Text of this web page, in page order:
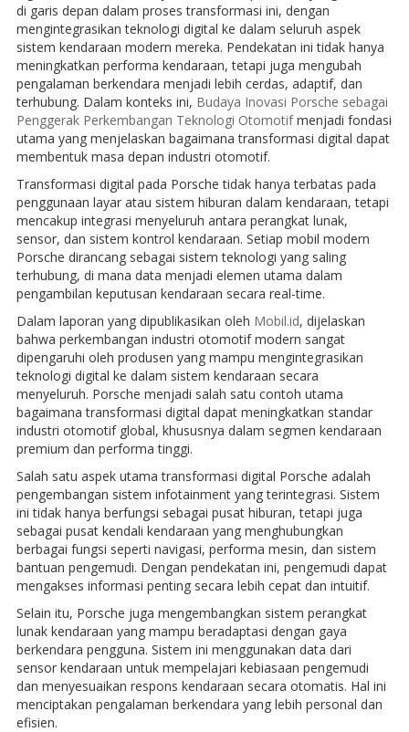
di garis depan dalam proses transformasi ini, dengan
mengintegrasikan teknologi digital ke dalam seluruh aspek
sistem kendaraan modern mereka. Pendekatan ini tidak hanya
meningkatkan performa kendaraan, tetapi juga mengubah
pengalaman berkendara menjadi lebih cerdas, adaptif, dan
terhubung. Dalam konteks ini, Budaya Inovasi Porsche sebagai
Penggerak Perkembangan Teknologi Otomotifmenjadi fondasi
utama yang menjelaskan bagaimana transformasi digital dapat
membentuk masa depan industri otomotif.
Transformasi digital pada Porsche tidak hanya terbatas pada
penggunaan layar atau sistem hiburan dalam kendaraan, tetapi
mencakup integrasi menyeluruh antara perangkat lunak,
sensor, dan sistem kontrol kendaraan. Setiap mobil modern
Porsche dirancang sebagai sistem teknologi yang saling
terhubung, di mana data menjadi elemen utama dalam
pengambilan keputusan kendaraan secara real-time.
Dalam laporan yang dipublikasikan oleh Mobil.id, dijelaskan
bahwa perkembangan industri otomotif modern sangat
dipengaruhi oleh produsen yang mampu mengintegrasikan
teknologi digital ke dalam sistem kendaraan secara
menyeluruh. Porsche menjadi salah satu contoh utama
bagaimana transformasi digital dapat meningkatkan standar
industri otomotif global, khususnya dalam segmen kendaraan
premium dan performa tinggi.
Salah satu aspek utama transformasi digital Porsche adalah
pengembangan sistem infotainment yang terintegrasi. Sistem
ini tidak hanya berfungsi sebagai pusat hiburan, tetapi juga
sebagai pusat kendali kendaraan yang menghubungkan
berbagai fungsi seperti navigasi, performa mesin, dan sistem
bantuan pengemudi. Dengan pendekatan ini, pengemudi dapat
mengakses informasi penting secara lebih cepat dan intuitif.
Selain itu, Porsche juga mengembangkan sistem perangkat
lunak kendaraan yang mampu beradaptasi dengan gaya
berkendara pengguna. Sistem ini menggunakan data dari
sensor kendaraan untuk mempelajari kebiasaan pengemudi
dan menyesuaikan respons kendaraan secara otomatis. Hal ini
menciptakan pengalaman berkendara yang lebih personal dan
efisien.